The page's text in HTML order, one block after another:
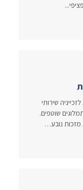
שירותי
שוטפים.
נובע…